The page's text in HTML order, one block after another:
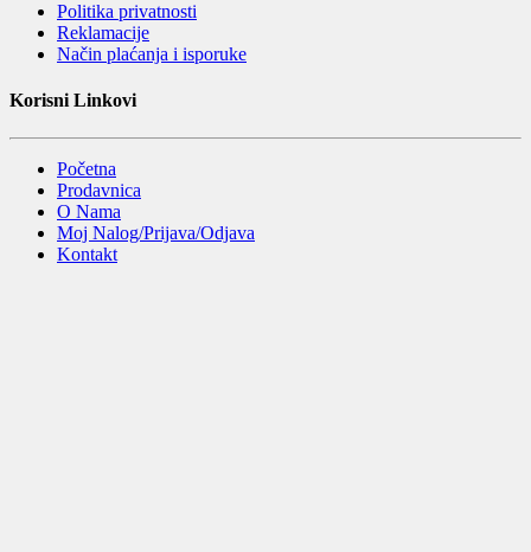
Politika privatnosti
Reklamacije
Način plaćanja i isporuke
Korisni Linkovi
Početna
Prodavnica
O Nama
Moj Nalog/Prijava/Odjava
Kontakt